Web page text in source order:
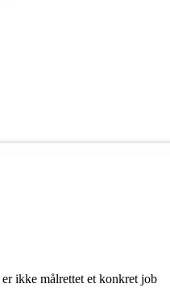
ikke målrettet et konkret job